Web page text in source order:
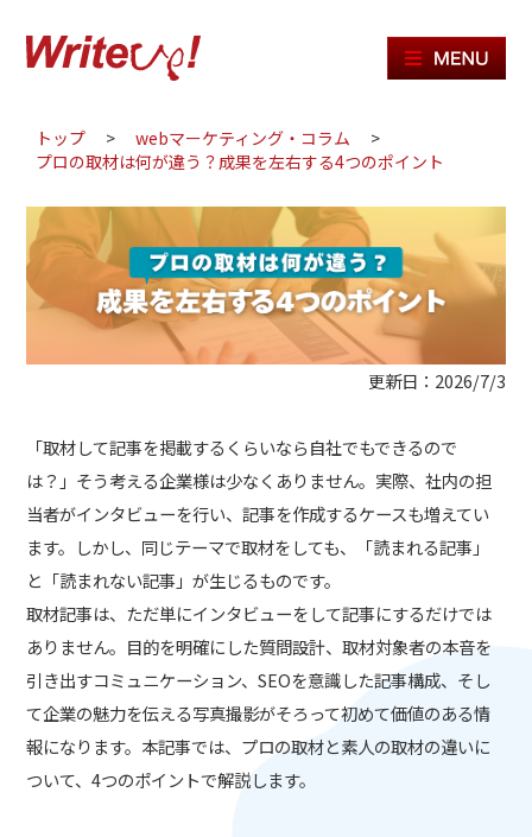
トップ > webマーケティング・コラム
>
プロの取材は何が違う？成果を左右する4つのポイント
更新日：2026/7/3
「取材して記事を掲載するくらいなら自社でもできるので
は？」そう考える企業様は少なくありません。実際、社内の担
当者がインタビューを行い、記事を作成するケースも増えてい
ます。しかし、同じテーマで取材をしても、「読まれる記事」
と「読まれない記事」が生じるものです。
取材記事は、ただ単にインタビューをして記事にするだけでは
ありません。目的を明確にした質問設計、取材対象者の本音を
引き出すコミュニケーション、SEOを意識した記事構成、そし
て企業の魅力を伝える写真撮影がそろって初めて価値のある情
報になります。本記事では、プロの取材と素人の取材の違いに
ついて、4つのポイントで解説します。